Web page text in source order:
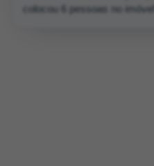
colocou 6 pessoas no